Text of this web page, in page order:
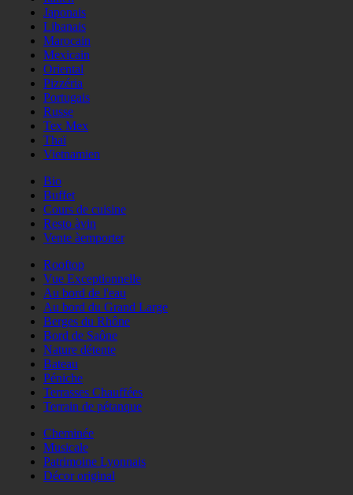
Japonais
Libanais
Marocain
Mexicain
Oriental
Pizzéria
Portugais
Russe
Tex Mex
Thaï
Vietnamien
Bio
Buffet
Cours de cuisine
Resto àvin
Vente àemporter
Rooftop
Vue Exceptionnelle
Au bord de l'eau
Au bord du Grand Large
Berges du Rhône
Bord de Saône
Nature détente
Bateau
Péniche
Terrasses Chauffées
Terrain de pétanque
Cheminée
Musicale
Patrimoine Lyonnais
Décor original